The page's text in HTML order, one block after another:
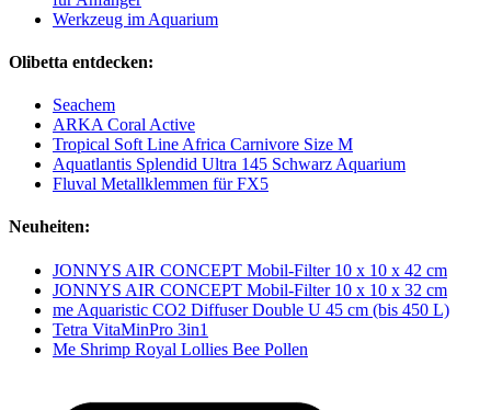
Werkzeug im Aquarium
Olibetta entdecken:
Seachem
ARKA Coral Active
Tropical Soft Line Africa Carnivore Size M
Aquatlantis Splendid Ultra 145 Schwarz Aquarium
Fluval Metallklemmen für FX5
Neuheiten:
JONNYS AIR CONCEPT Mobil-Filter 10 x 10 x 42 cm
JONNYS AIR CONCEPT Mobil-Filter 10 x 10 x 32 cm
me Aquaristic CO2 Diffuser Double U 45 cm (bis 450 L)
Tetra VitaMinPro 3in1
Me Shrimp Royal Lollies Bee Pollen